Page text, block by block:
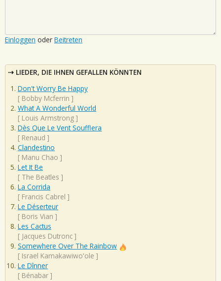
Einloggen oder Beitreten
LIEDER, DIE IHNEN GEFALLEN KÖNNTEN
Don't Worry Be Happy
[ Bobby Mcferrin ]
What A Wonderful World
[ Louis Armstrong ]
Dès Que Le Vent Soufflera
[ Renaud ]
Clandestino
[ Manu Chao ]
Let It Be
[ The Beatles ]
La Corrida
[ Francis Cabrel ]
Le Déserteur
[ Boris Vian ]
Les Cactus
[ Jacques Dutronc ]
Somewhere Over The Rainbow
[ Israel Kamakawiwo'ole ]
Le Dînner
[ Bénabar ]